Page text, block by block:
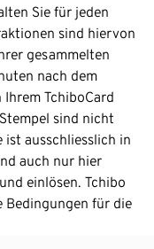
Sie für jeden
sind hiervon
gesammelten
nach dem
TchiboCard
sind nicht
ausschliesslich in
auch nur hier
einlösen. Tchibo
Bedingungen für die